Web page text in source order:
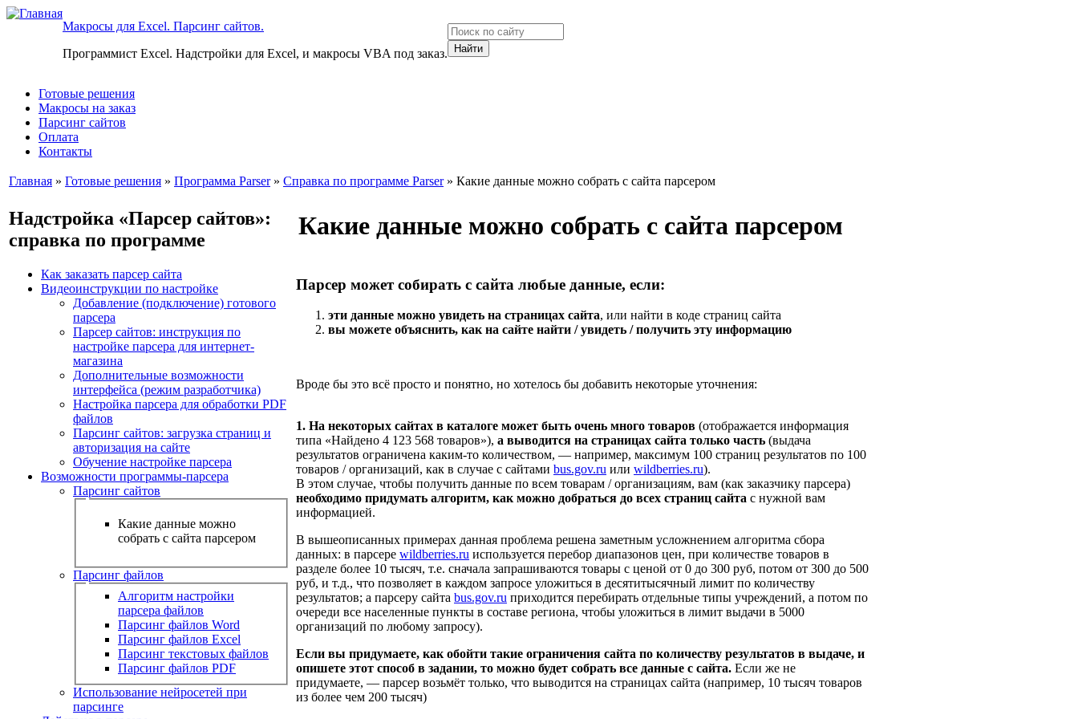
Макросы для Excel. Парсинг сайтов.
Программист Excel. Надстройки для Excel, и макросы VBA под заказ.
Готовые решения
Макросы на заказ
Парсинг сайтов
Оплата
Контакты
Главная » Готовые решения » Программа Parser» Справка по программе Parser» Какие данные можно собрать с сайта парсером
Надстройка «Парсер сайтов»:
справка по программе
Как заказать парсер сайта
Видеоинструкции по настройке
Добавление (подключение) готового
парсера
Парсер сайтов: инструкция по
настройке парсера для интернет-
магазина
Дополнительные возможности
интерфейса (режим разработчика)
Настройка парсера для обработки PDF
файлов
Парсинг сайтов: загрузка страниц и
авторизация на сайте
Обучение настройке парсера
Возможности программы-парсера
Парсинг сайтов
Какие данные можно
собрать с сайта парсером
Парсинг файлов
Алгоритм настройки
парсера файлов
Парсинг файлов Word
Парсинг файлов Excel
Парсинг текстовых файлов
Парсинг файлов PDF
Использование нейросетей при
парсинге
Какие данные можно собрать с сайта парсером
Парсер может собирать с сайта любые данные, если:
эти данные можно увидеть на страницах сайта, или найти в коде страниц сайта
вы можете объяснить, как на сайте найти / увидеть / получить эту информацию
Вроде бы это всё просто и понятно, но хотелось бы добавить некоторые уточнения:
1. На некоторых сайтах в каталоге может быть очень много товаров (отображается информация
типа «Найдено 4 123 568 товаров»), а выводится на страницах сайта только часть (выдача
результатов ограничена каким-то количеством, — например, максимум 100 страниц результатов по 100
товаров / организаций, как в случае с сайтами bus.gov.ru или wildberries.ru).
В этом случае, чтобы получить данные по всем товарам / организациям, вам (как заказчику парсера)
необходимо придумать алгоритм, как можно добраться до всех страниц сайта с нужной вам
информацией.
В вышеописанных примерах данная проблема решена заметным усложнением алгоритма сбора
данных: в парсере wildberries.ru используется перебор диапазонов цен, при количестве товаров в
разделе более 10 тысяч, т.е. сначала запрашиваются товары с ценой от 0 до 300 руб, потом от 300 до 500
руб, и т.д., что позволяет в каждом запросе уложиться в десятитысячный лимит по количеству
результатов; а парсеру сайта bus.gov.ru приходится перебирать отдельные типы учреждений, а потом по
очереди все населенные пункты в составе региона, чтобы уложиться в лимит выдачи в 5000
организаций по любому запросу).
Если вы придумаете, как обойти такие ограничения сайта по количеству результатов в выдаче, и
опишете этот способ в задании, то можно будет собрать все данные с сайта. Если же не
придумаете, — парсер возьмёт только, что выводится на страницах сайта (например, 10 тысяч товаров
из более чем 200 тысяч)